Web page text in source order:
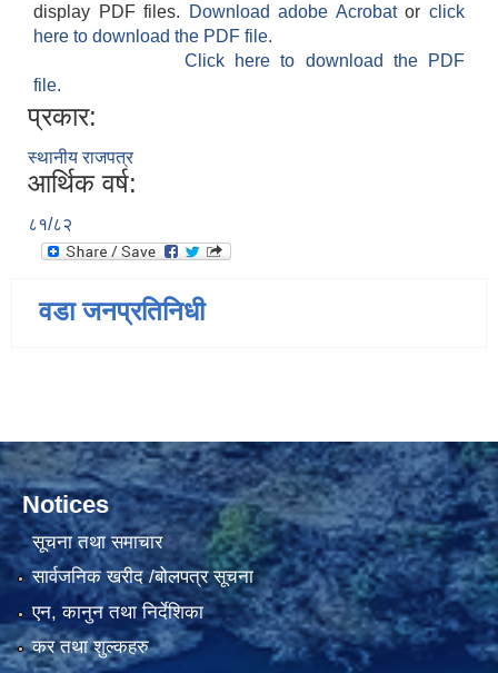
display PDF files.
Download adobe Acrobatorclick
here to download the PDF file.
Click here to download the PDF
file.
प्रकार:
स्थानीय राजपत्र
आर्थिक वर्ष:
८१/८२
वडा जनप्रतिनिधी
Notices
सूचना तथा समाचार
सार्वजनिक खरीद /बोलपत्र सूचना
एन, कानुन तथा निर्देशिका
कर तथा शुल्कहरु